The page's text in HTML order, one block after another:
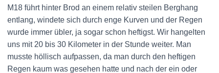
M18 führt hinter Brod an einem relativ steilen Berghang
entlang, windete sich durch enge Kurven und der Regen
wurde immer übler, ja sogar schon heftigst. Wir hangelten
uns mit 20 bis 30 Kilometer in der Stunde weiter. Man
musste höllisch aufpassen, da man durch den heftigen
Regen kaum was gesehen hatte und nach der ein oder